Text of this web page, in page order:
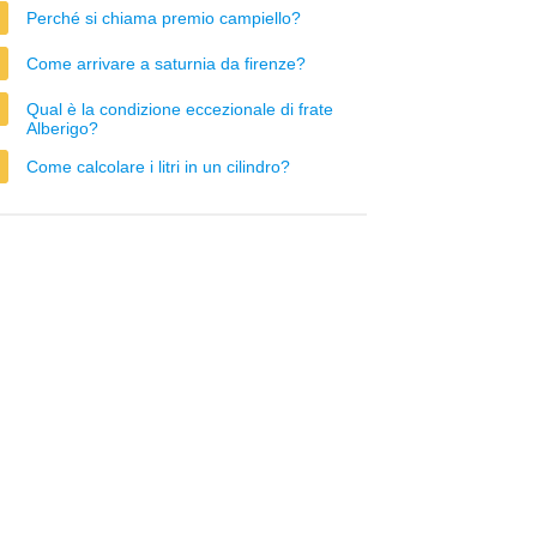
Perché si chiama premio campiello?
Come arrivare a saturnia da firenze?
Qual è la condizione eccezionale di frate
Alberigo?
Come calcolare i litri in un cilindro?